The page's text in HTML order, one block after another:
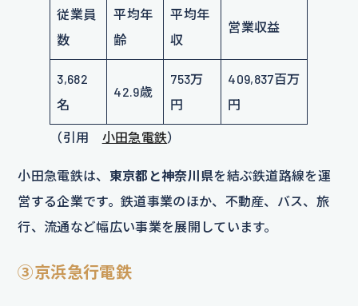
従業員
数
平均年
齢
平均年
収
営業収益
3,682
名
42.9歳
753万
円
409,837百万
円
（引用 小田急電鉄）
小田急電鉄は、 東京都と神奈川県を結ぶ鉄道路線を運
営する企業です。鉄道事業のほか、不動産、バス、旅
行、流通など幅広い事業を展開しています。
③京浜急行電鉄